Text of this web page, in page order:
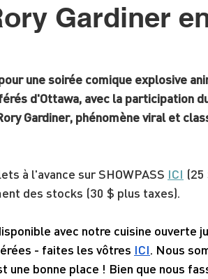
Gardiner
une soirée comique explosive
d'Ottawa, avec la participation
Gardiner, phénomène viral et
à l'avance sur SHOWPASS ICI
des stocks (30 $ plus taxes).
avec notre cuisine ouverte
- faites les vôtres ICI. Nous
une bonne place ! Bien que nous